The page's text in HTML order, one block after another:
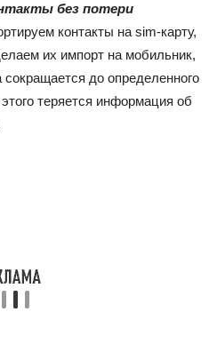
без потери
контакты на sim-карту,
их импорт на мобильник,
сокращается до определенного
теряется информация об